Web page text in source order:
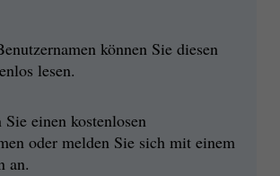
können Sie diesen
lesen.
einen kostenlosen
oder melden Sie sich mit einem
an.